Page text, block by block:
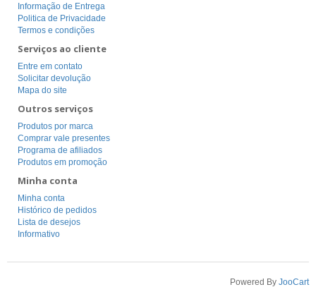
Informação de Entrega
Politica de Privacidade
Termos e condições
Serviços ao cliente
Entre em contato
Solicitar devolução
Mapa do site
Outros serviços
Produtos por marca
Comprar vale presentes
Programa de afiliados
Produtos em promoção
Minha conta
Minha conta
Histórico de pedidos
Lista de desejos
Informativo
Powered By JooCart